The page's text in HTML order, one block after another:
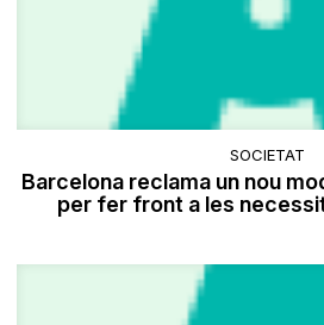
SOCIETAT
Barcelona reclama un nou
per fer front a les